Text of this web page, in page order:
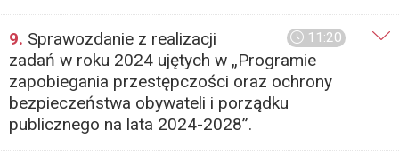
11:20
9. Sprawozdanie z realizacji
zadań w roku 2024 ujętych w „Programie
zapobiegania przestępczości oraz ochrony
bezpieczeństwa obywateli i porządku
publicznego na lata 2024-2028”.